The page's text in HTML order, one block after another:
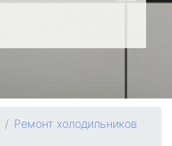
Ремонт холодильников